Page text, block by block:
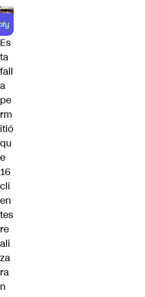
Es
ta
fall
a
pe
rm
itió
qu
e
16
cli
en
tes
re
ali
za
ra
n